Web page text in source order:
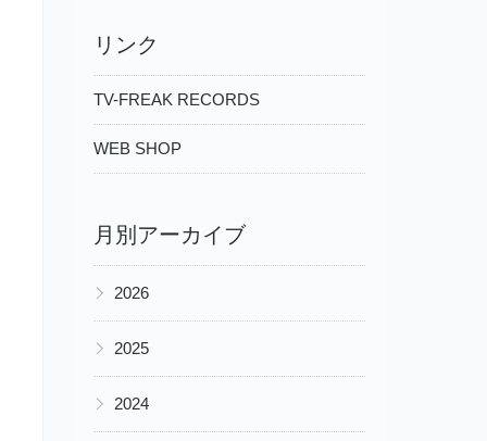
リンク
TV-FREAK RECORDS
WEB SHOP
月別アーカイブ
▶ 2026
▶ 2025
▶ 2024